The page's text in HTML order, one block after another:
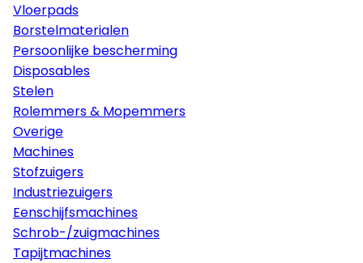
Vloerpads
Borstelmaterialen
Persoonlijke bescherming
Disposables
Stelen
Rolemmers & Mopemmers
Overige
Machines
Stofzuigers
Industriezuigers
Eenschijfsmachines
Schrob-/zuigmachines
Tapijtmachines